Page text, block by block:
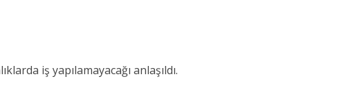
iş yapılamayacağı anlaşıldı.